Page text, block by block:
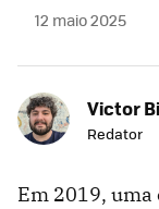
12 maio 2025
Victor
Redator
Em 2019,